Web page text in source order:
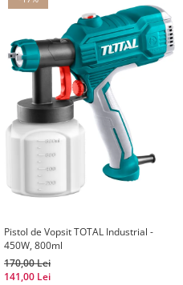
Pistol de Vopsit TOTAL Industrial -
450W, 800ml
170,00 Lei
141,00 Lei